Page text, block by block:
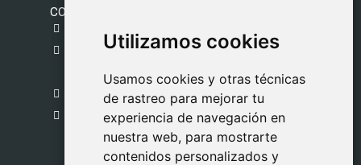
Utilizamos cookies
Usamos cookies y otras técnicas
de rastreo para mejorar tu
experiencia de navegación en
nuestra web, para mostrarte
contenidos personalizados y
Utilizamos cookies
Usamos cookies y otras técnicas
de rastreo para mejorar tu
experiencia de navegación en
nuestra web, para mostrarte
contenidos personalizados y
CONTACTO
C. del Pradillo, 6, 28770 Colmenar Viejo,
Madrid
918 459 877
Lunes a Viernes
09:00 - 13:00